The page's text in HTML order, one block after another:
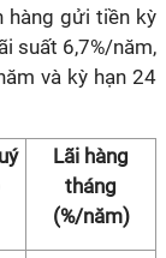
hàng gửi tiền kỳ
suất 6,7%/năm,
và kỳ hạn 24
Lãi hàng
tháng
(%/năm)